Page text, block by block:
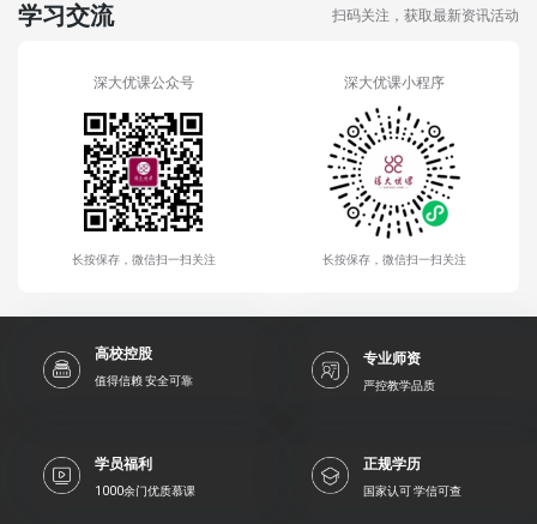
学习交流 扫码关注，获取最新资讯活动
深大优课公众号
长按保存，微信扫一扫关注
深大优课小程序
长按保存，微信扫一扫关注
高校控股
值得信赖 安全可靠
专业师资
严控教学品质
学员福利
1000余门优质慕课
正规学历
国家认可 学信可查